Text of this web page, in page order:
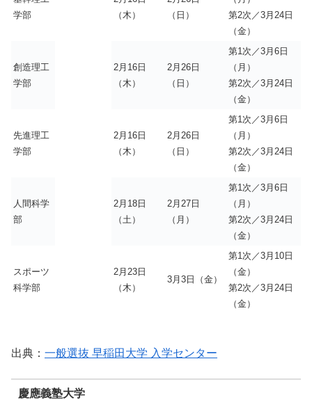
学部
（木）
（日）
第2次／3月24日
（金）
創造理工
学部
2月16日
（木）
2月26日
（日）
第1次／3月6日
（月）
第2次／3月24日
（金）
先進理工
学部
2月16日
（木）
2月26日
（日）
第1次／3月6日
（月）
第2次／3月24日
（金）
人間科学
部
2月18日
（土）
2月27日
（月）
第1次／3月6日
（月）
第2次／3月24日
（金）
スポーツ
科学部
2月23日
（木）
3月3日（金）
第1次／3月10日
（金）
第2次／3月24日
（金）
出典： 一般選抜 早稲田大学 入学センター
慶應義塾大学